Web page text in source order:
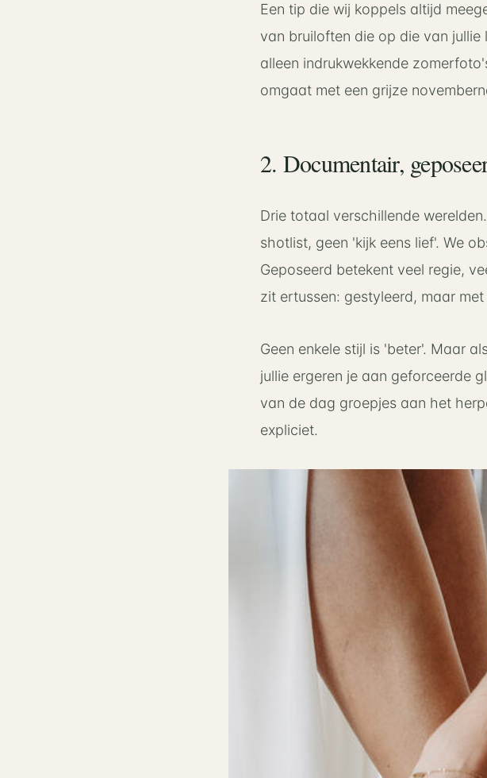
Een tip die wij koppels altijd
van bruiloften die op die van
alleen indrukwekkende
omgaat met een grijze
2. Documentair,
Drie totaal verschillende
shotlist, geen 'kijk eens lief'. We
Geposeerd betekent veel regie,
zit ertussen: gestyleerd, maar
Geen enkele stijl is 'beter'. Maar
jullie ergeren je aan geforceerde
van de dag groepjes aan het
expliciet.